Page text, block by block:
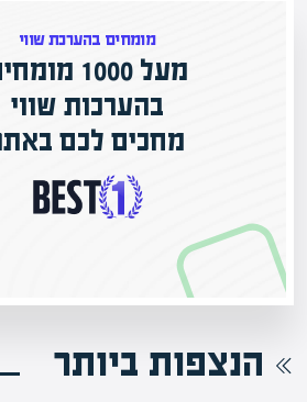
המרצים המובילים
מחכים לכם באפיק
הנצפות ביותר